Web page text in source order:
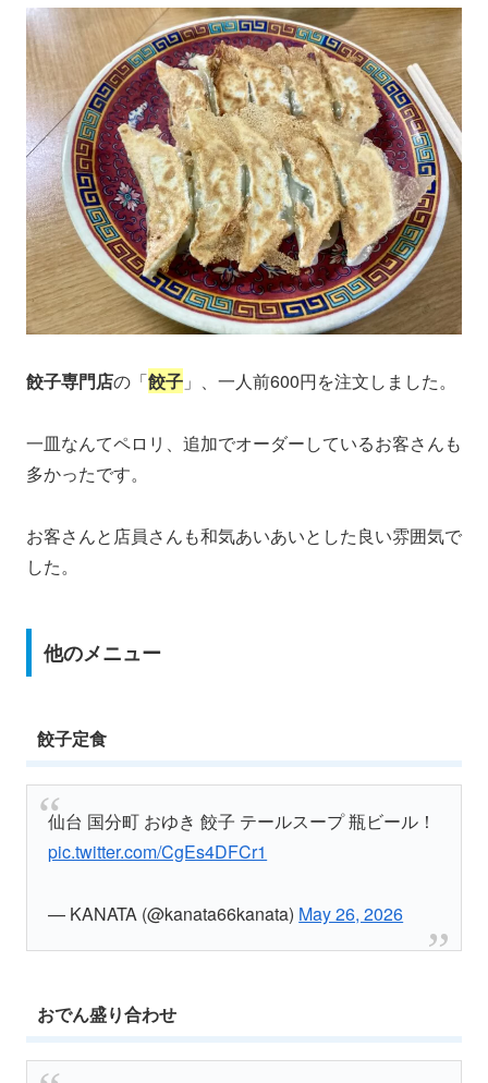
餃子専門店の「餃子 」、一人前600円を注文しました。
一皿なんてペロリ、追加でオーダーしているお客さんも
多かったです。
お客さんと店員さんも和気あいあいとした良い雰囲気で
した。
他のメニュー
餃子定食
仙台 国分町 おゆき 餃子 テールスープ 瓶ビール！
pic.twitter.com/CgEs4DFCr1
— KANATA (@kanata66kanata) May 26, 2026
おでん盛り合わせ